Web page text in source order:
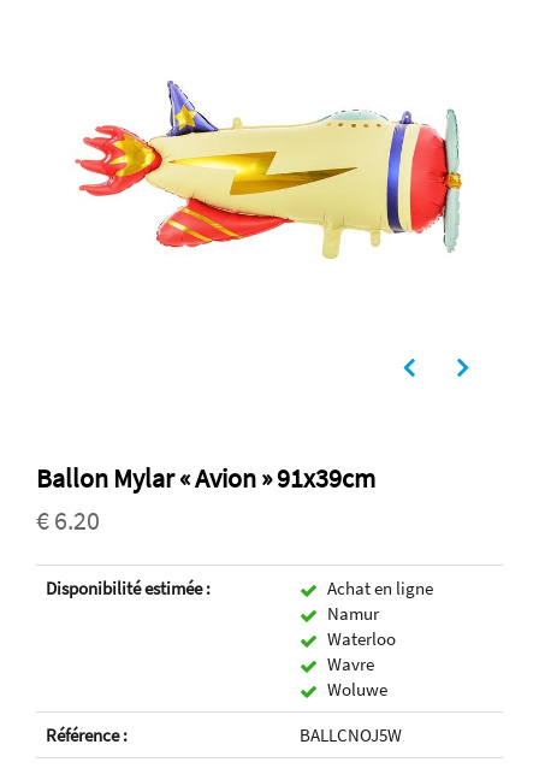
Ballon Mylar « Avion » 91x39cm
€ 6.20
Disponibilité estimée :
Achat en ligne
Namur
Waterloo
Wavre
Woluwe
Référence :
BALLCNOJ5W